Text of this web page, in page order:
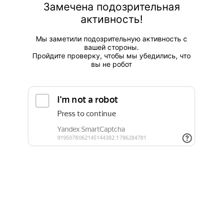
Замечена подозрительная
активность!
Мы заметили подозрительную активность с
вашей стороны.
Пройдите проверку, чтобы мы убедились, что
вы не робот